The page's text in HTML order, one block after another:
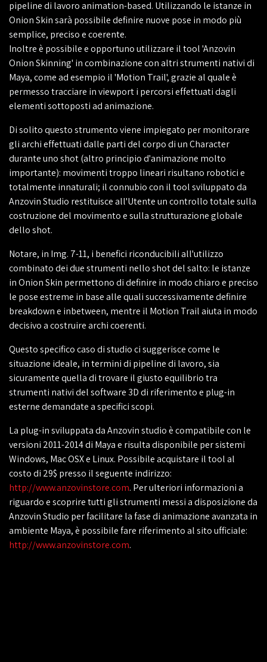
pipeline di lavoro animation-based. Utilizzando le istanze in
Onion Skin sarà possibile definire nuove pose in modo più
semplice, preciso e coerente.
Inoltre è possibile e opportuno utilizzare il tool 'Anzovin
Onion Skinning' in combinazione con altri strumenti nativi di
Maya, come ad esempio il 'Motion Trail', grazie al quale è
permesso tracciare in viewport i percorsi effettuati dagli
elementi sottoposti ad animazione.
Di solito questo strumento viene impiegato per monitorare
gli archi effettuati dalle parti del corpo di un Character
durante uno shot (altro principio d'animazione molto
importante): movimenti troppo lineari risultano robotici e
totalmente innaturali; il connubio con il tool sviluppato da
Anzovin Studio restituisce all'Utente un controllo totale sulla
costruzione del movimento e sulla strutturazione globale
dello shot.
Notare, in Img. 7-11, i benefici riconducibili all'utilizzo
combinato dei due strumenti nello shot del salto: le istanze
in Onion Skin permettono di definire in modo chiaro e preciso
le pose estreme in base alle quali successivamente definire
breakdown e inbetween, mentre il Motion Trail aiuta in modo
decisivo a costruire archi coerenti.
Questo specifico caso di studio ci suggerisce come le
situazione ideale, in termini di pipeline di lavoro, sia
sicuramente quella di trovare il giusto equilibrio tra
strumenti nativi del software 3D di riferimento e plug-in
esterne demandate a specifici scopi.
La plug-in sviluppata da Anzovin studio è compatibile con le
versioni 2011-2014 di Maya e risulta disponibile per sistemi
Windows, Mac OSX e Linux. Possibile acquistare il tool al
costo di 29$ presso il seguente indirizzo:
http://www.anzovinstore.com. Per ulteriori informazioni a
riguardo e scoprire tutti gli strumenti messi a disposizione da
Anzovin Studio per facilitare la fase di animazione avanzata in
ambiente Maya, è possibile fare riferimento al sito ufficiale:
http://www.anzovinstore.com.